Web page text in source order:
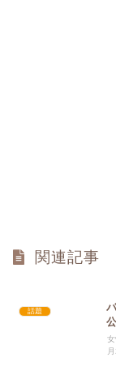
関連記事
話題